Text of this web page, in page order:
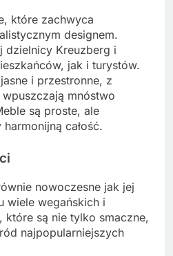
które zachwyca
designem.
dzielnicy Kreuzberg i
jak i turystów.
i przestronne, z
mnóstwo
są proste, ale
całość.
nowoczesne jak jej
wiele wegańskich i
które są nie tylko smaczne,
najpopularniejszych